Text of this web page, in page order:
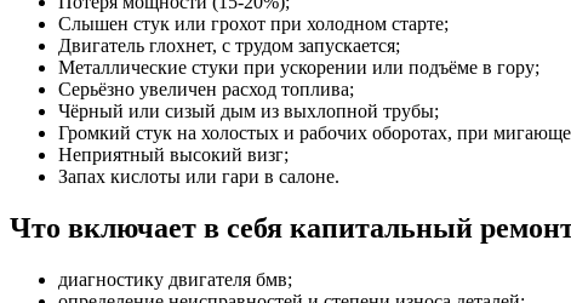
Слышен стук или грохот при холодном старте;
Двигатель глохнет, с трудом запускается;
Металлические стуки при ускорении или подъёме в гору;
Серьёзно увеличен расход топлива;
Чёрный или сизый дым из выхлопной трубы;
Громкий стук на холостых и рабочих оборотах, при
Неприятный высокий визг;
Запах кислоты или гари в салоне.
Что включает в себя капитальный
диагностику двигателя бмв;